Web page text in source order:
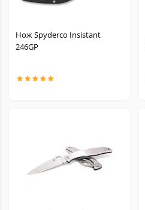
Нож Spyderco Insistant
246GP